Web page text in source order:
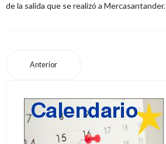
de la salida que se realizó a Mercasantander.
Anterior